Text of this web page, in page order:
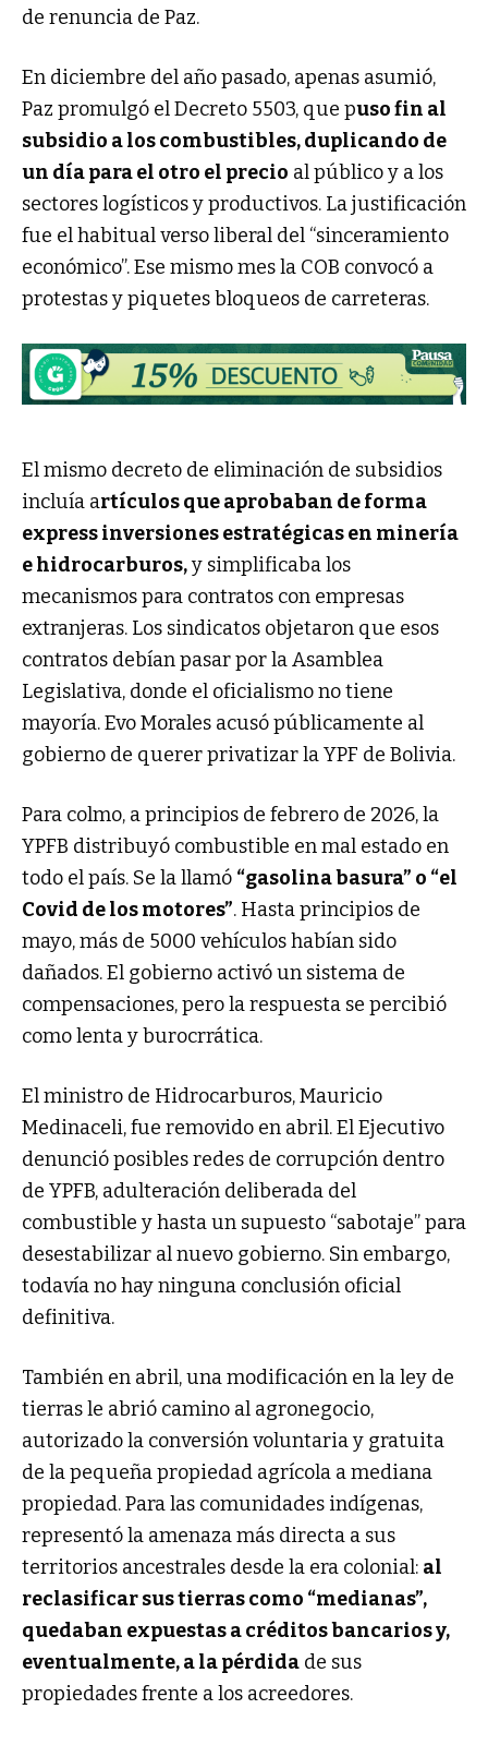
de renuncia de Paz.
En diciembre del año pasado, apenas asumió,
Paz promulgó el Decreto 5503, que puso fin al
subsidio a los combustibles, duplicando de
un día para el otro el precio al público y a los
sectores logísticos y productivos. La justificación
fue el habitual verso liberal del “sinceramiento
económico”. Ese mismo mes la COB convocó a
protestas y piquetes bloqueos de carreteras.
El mismo decreto de eliminación de subsidios
incluía artículos que aprobaban de forma
express inversiones estratégicas en minería
e hidrocarburos,y simplificaba los
mecanismos para contratos con empresas
extranjeras. Los sindicatos objetaron que esos
contratos debían pasar por la Asamblea
Legislativa, donde el oficialismo no tiene
mayoría. Evo Morales acusó públicamente al
gobierno de querer privatizar la YPF de Bolivia.
Para colmo, a principios de febrero de 2026, la
YPFB distribuyó combustible en mal estado en
todo el país. Se la llamó “gasolina basura” o “el
Covid de los motores”. Hasta principios de
mayo, más de 5000 vehículos habían sido
dañados. El gobierno activó un sistema de
compensaciones, pero la respuesta se percibió
como lenta y burocrrática.
El ministro de Hidrocarburos, Mauricio
Medinaceli, fue removido en abril. El Ejecutivo
denunció posibles redes de corrupción dentro
de YPFB, adulteración deliberada del
combustible y hasta un supuesto “sabotaje” para
desestabilizar al nuevo gobierno. Sin embargo,
todavía no hay ninguna conclusión oficial
definitiva.
También en abril, una modificación en la ley de
tierras le abrió camino al agronegocio,
autorizado la conversión voluntaria y gratuita
de la pequeña propiedad agrícola a mediana
propiedad. Para las comunidades indígenas,
representó la amenaza más directa a sus
territorios ancestrales desde la era colonial: al
reclasificar sus tierras como “medianas”,
quedaban expuestas a créditos bancarios y,
eventualmente, a la pérdida de sus
propiedades frente a los acreedores.